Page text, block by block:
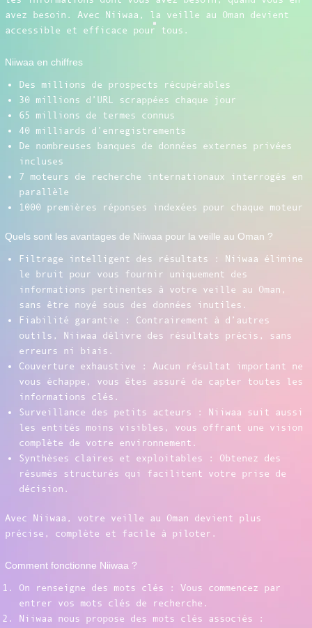
avez besoin. Avec Niiwaa, la veille au Oman devient
accessible et efficace pour tous.
Niiwaa en chiffres
Des millions de prospects récupérables
30 millions d’URL scrappées chaque jour
65 millions de termes connus
40 milliards d’enregistrements
De nombreuses banques de données externes privées
incluses
7 moteurs de recherche internationaux interrogés en
parallèle
1000 premières réponses indexées pour chaque moteur
Quels sont les avantages de Niiwaa pour la veille au Oman ?
Filtrage intelligent des résultats : Niiwaa élimine
le bruit pour vous fournir uniquement des
informations pertinentes à votre veille au Oman,
sans être noyé sous des données inutiles.
Fiabilité garantie : Contrairement à d’autres
outils, Niiwaa délivre des résultats précis, sans
erreurs ni biais.
Couverture exhaustive : Aucun résultat important ne
vous échappe, vous êtes assuré de capter toutes les
informations clés.
Surveillance des petits acteurs : Niiwaa suit aussi
les entités moins visibles, vous offrant une vision
complète de votre environnement.
Synthèses claires et exploitables : Obtenez des
résumés structurés qui facilitent votre prise de
décision.
Avec Niiwaa, votre veille au Oman devient plus
précise, complète et facile à piloter.
Comment fonctionne Niiwaa ?
On renseigne des mots clés : Vous commencez par
entrer vos mots clés de recherche.
Niiwaa nous propose des mots clés associés :